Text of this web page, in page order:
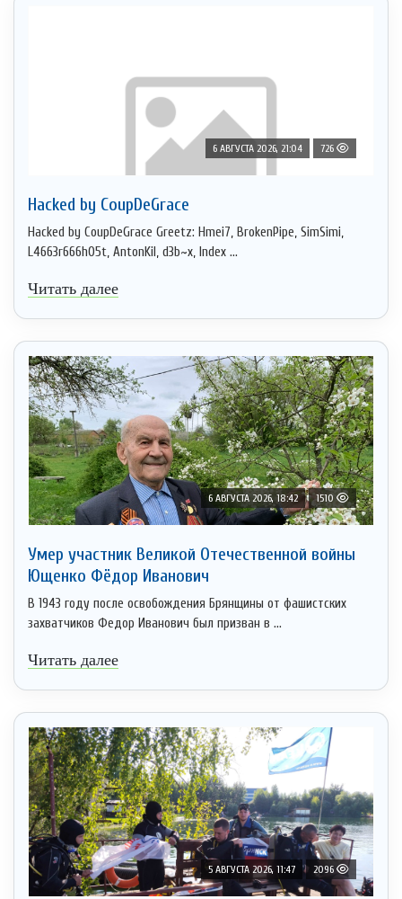
6 АВГУСТА 2026, 21:04 726
Hacked by CoupDeGrace
Hacked by CoupDeGrace Greetz: Hmei7, BrokenPipe, SimSimi,
L4663r666h05t, AntonKil, d3b~x, Index ...
Читать далее
6 АВГУСТА 2026, 18:42 1510
Умер участник Великой Отечественной войны
Ющенко Фёдор Иванович
В 1943 году после освобождения Брянщины от фашистских
захватчиков Федор Иванович был призван в ...
Читать далее
5 АВГУСТА 2026, 11:47 2096